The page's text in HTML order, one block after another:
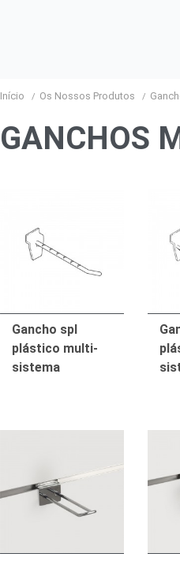
Início Os Nossos Produtos
GANCHOS
Gancho spl
plástico multi-
sistema